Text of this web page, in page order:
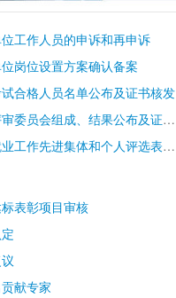
工作人员的申诉和再申诉
岗位设置方案确认备案
合格人员名单公布及证书核发
职称评审委员会组成、结果公布及证书核发
省级就业工作先进集体和个人评选表彰初审
表彰项目审核
献专家